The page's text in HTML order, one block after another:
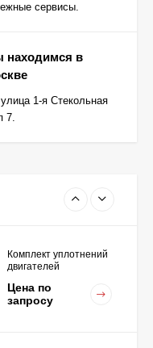
сервисы.
находимся в
1-я Стекольная
7.
(1шт - 1 половинка) для
двигателей
K15,K21,K25
Цена по
Комплект уплотнений
двигателей
Цена по
запросу